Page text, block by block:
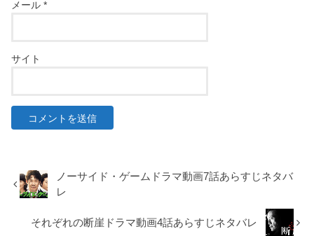
メール*
サイト
ノーサイド・ゲームドラマ動画7話あらすじネタバ
レ
それぞれの断崖ドラマ動画4話あらすじネタバレ